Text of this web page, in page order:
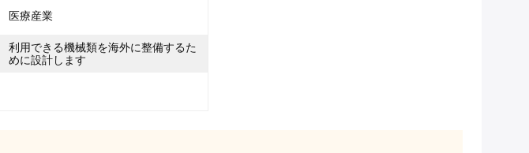
医療産業
利用できる機械類を海外に整備するた
めに設計します